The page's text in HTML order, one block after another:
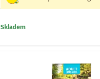
Skladem